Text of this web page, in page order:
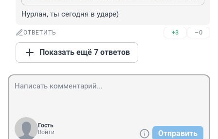
Нурлан, ты сегодня в ударе)
ОТВЕТИТЬ +3 –0
Показать ещё 7 ответов
Гость
Войти
Отправить